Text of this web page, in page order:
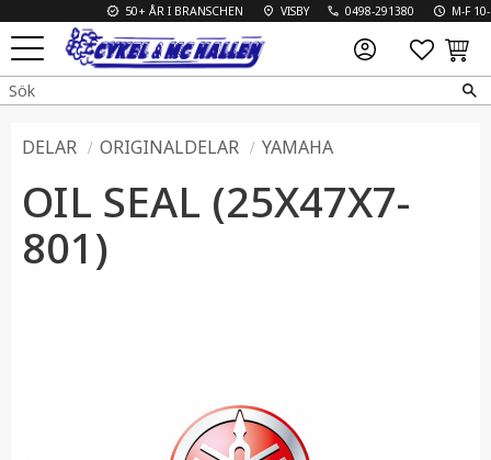
Meny
50+ ÅR I BRANSCHEN VISBY 0498-291380 M-F 10-
DELAR ORIGINALDELAR YAMAHA
OIL SEAL (25X47X7-
801)